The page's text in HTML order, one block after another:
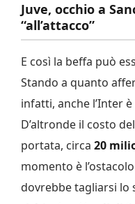
Juve, occhio a
“all’attacco”
E così la beffa può
Stando a quanto
infatti, anche l’Inter è
D’altronde il costo
portata, circa 20
momento è
dovrebbe tagliarsi lo